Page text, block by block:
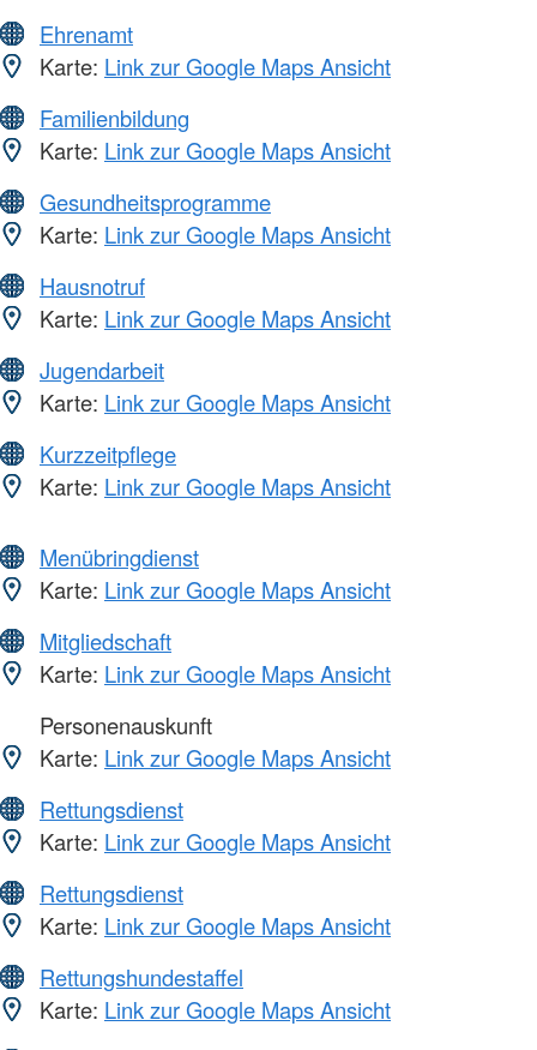
Ehrenamt
Karte: Link zur Google Maps Ansicht
Familienbildung
Karte: Link zur Google Maps Ansicht
Gesundheitsprogramme
Karte: Link zur Google Maps Ansicht
Hausnotruf
Karte: Link zur Google Maps Ansicht
Jugendarbeit
Karte: Link zur Google Maps Ansicht
Kurzzeitpflege
Karte: Link zur Google Maps Ansicht
Menübringdienst
Karte: Link zur Google Maps Ansicht
Mitgliedschaft
Karte: Link zur Google Maps Ansicht
Personenauskunft
Karte: Link zur Google Maps Ansicht
Rettungsdienst
Karte: Link zur Google Maps Ansicht
Rettungsdienst
Karte: Link zur Google Maps Ansicht
Rettungshundestaffel
Karte: Link zur Google Maps Ansicht